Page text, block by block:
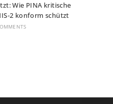
Wie PINA kritische
2 konform schützt